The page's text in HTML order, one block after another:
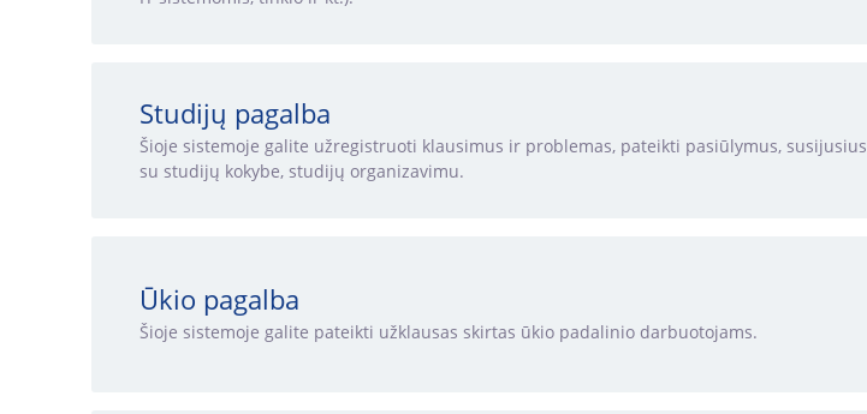
Studijų pagalba
Šioje sistemoje galite užregistruoti klausimus ir problemas, pateikti pasiūlymus, susijusius
su studijų kokybe, studijų organizavimu.
Ūkio pagalba
Šioje sistemoje galite pateikti užklausas skirtas ūkio padalinio darbuotojams.